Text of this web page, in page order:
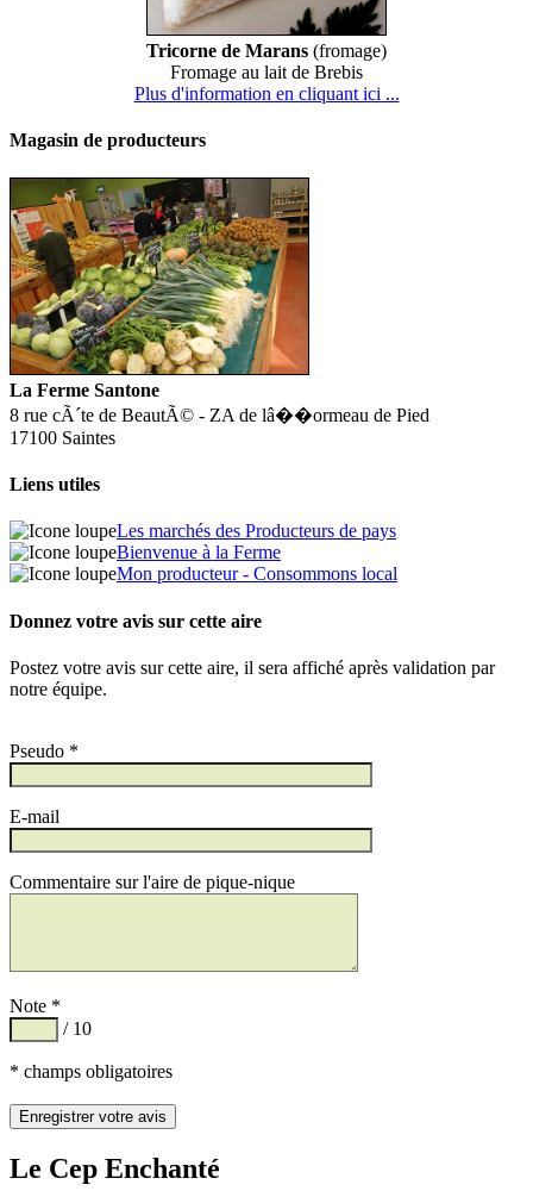
Tricorne de Marans (fromage)
Fromage au lait de Brebis
Plus d'information en cliquant ici ...
Magasin de producteurs
La Ferme Santone
8 rue cÃ´te de BeautÃ© - ZA de lâ��ormeau de Pied
17100 Saintes
Liens utiles
Les marchés des Producteurs de pays
Bienvenue à la Ferme
Mon producteur - Consommons local
Donnez votre avis sur cette aire
Postez votre avis sur cette aire, il sera affiché après validation par
notre équipe.
Pseudo *
E-mail
Commentaire sur l'aire de pique-nique
Note *
/ 10
* champs obligatoires
Le Cep Enchanté